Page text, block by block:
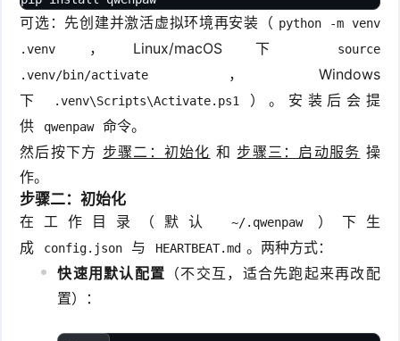
可选：先创建并激活虚拟环境再安装（ python -m venv
.venv
，Linux/macOS 下
source
.venv/bin/activate
，Windows
下
.venv\Scripts\Activate.ps1
）。安装后会提
供
qwenpaw
命令。
然后按下方 步骤二：初始化 和 步骤三：启动服务 操
作。
步骤二：初始化
在工作目录（默认
~/.qwenpaw
）下生
成
config.json 与 HEARTBEAT.md 。两种方式：
快速用默认配置 （不交互，适合先跑起来再改配
置）：